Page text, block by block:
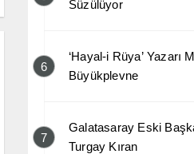
Süzülüyor
6
‘Hayal-i Rüya’ Yazarı
Büyükplevne
7
Galatasaray Eski
Turgay Kıran